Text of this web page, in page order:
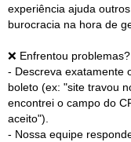
experiência ajuda
burocracia na hora de
❌ Enfrentou problemas?
- Descreva exatamente
boleto (ex: "site travou
encontrei o campo do
aceito").
- Nossa equipe